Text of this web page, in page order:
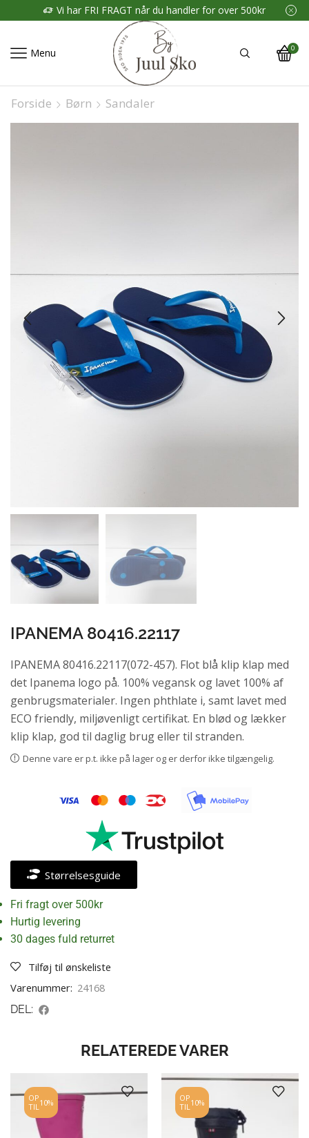
Vi har FRI FRAGT når du handler for over 500kr
Menu 0
Forside Børn Sandaler
IPANEMA 80416.22117
IPANEMA 80416.22117(072-457). Flot blå klip klap med
det Ipanema logo på. 100% vegansk og lavet 100% af
genbrugsmaterialer. Ingen phthlate i, samt lavet med
ECO friendly, miljøvenligt certifikat. En blød og lækker
klip klap, god til daglig brug eller til stranden.
Denne vare er p.t. ikke på lager og er derfor ikke tilgængelig.
Størrelsesguide
Fri fragt over 500kr
Hurtig levering
30 dages fuld returret
Tilføj til ønskeliste
Varenummer: 24168
DEL:
RELATEREDE VARER
OP
TIL10%
OP
TIL10%